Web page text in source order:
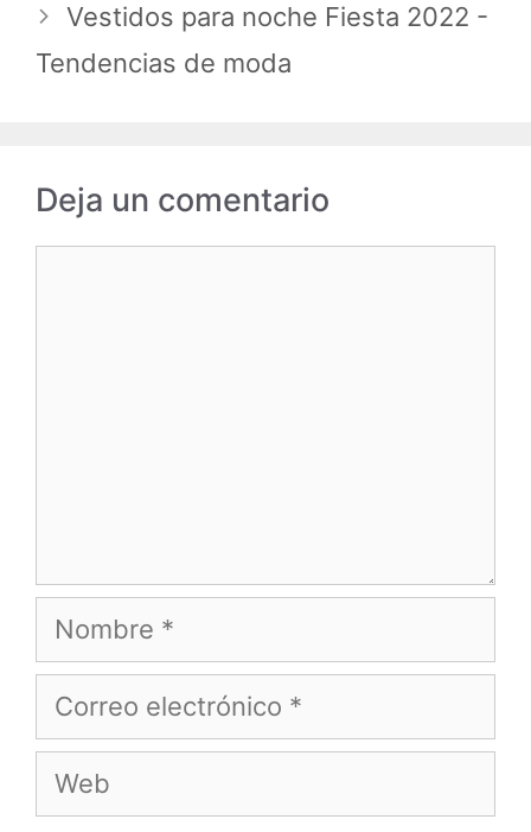
Vestidos para noche Fiesta 2022 -
Tendencias de moda
Deja un comentario
Nombre
Correo
electrónico
Web